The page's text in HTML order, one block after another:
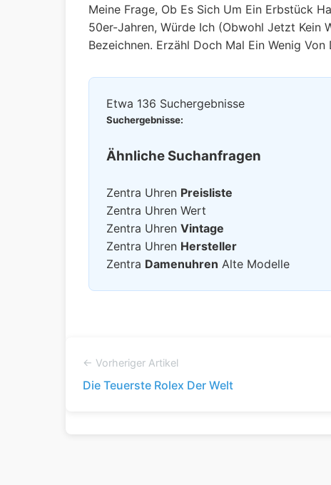
Meine Frage, Ob Es Sich Um Ein Erbstück
50er-Jahren, Würde Ich (obwohl Jetzt Kein
Bezeichnen. Erzähl Doch Mal Ein Wenig Von
Etwa 136 Suchergebnisse
Suchergebnisse:
Ähnliche Suchanfragen
Zentra Uhren Preisliste
Zentra Uhren Wert
Zentra Uhren Vintage
Zentra Uhren Hersteller
Zentra Damenuhren Alte Modelle
← Vorheriger Artikel
Die Teuerste Rolex Der Welt